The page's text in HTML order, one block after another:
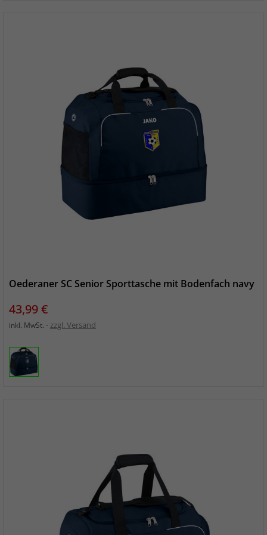
Oederaner SC Senior Sporttasche mit Bodenfach navy
Preis
43,99 €
inkl. MwSt. zzgl. Versand